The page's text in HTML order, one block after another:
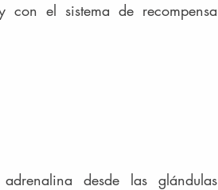
el sistema de recompensa
desde las glándulas